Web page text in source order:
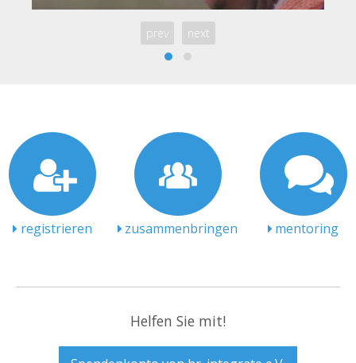
prev next
registrieren zusammenbringen mentoring
Helfen Sie mit!